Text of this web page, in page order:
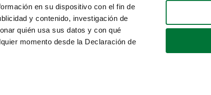
en su dispositivo con el fin de
y contenido, investigación de
quién usa sus datos y con qué
momento desde la Declaración de